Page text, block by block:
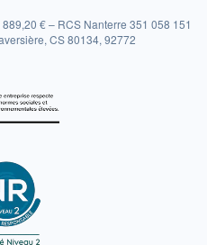
€ – RCS Nanterre 351 058 151
CS 80134, 92772